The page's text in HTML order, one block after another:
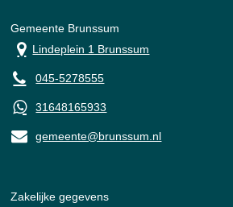
Gemeente Brunssum
Lindeplein 1 Brunssum
045-5278555
31648165933
gemeente@brunssum.nl
Zakelijke gegevens